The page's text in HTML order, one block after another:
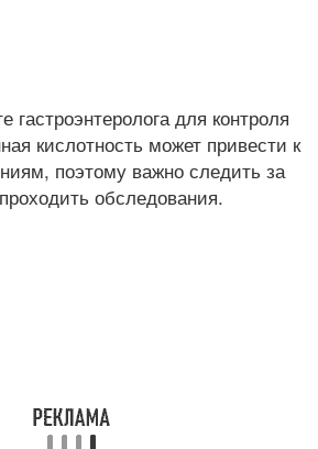
гастроэнтеролога для контроля
кислотность может привести к
поэтому важно следить за
обследования.